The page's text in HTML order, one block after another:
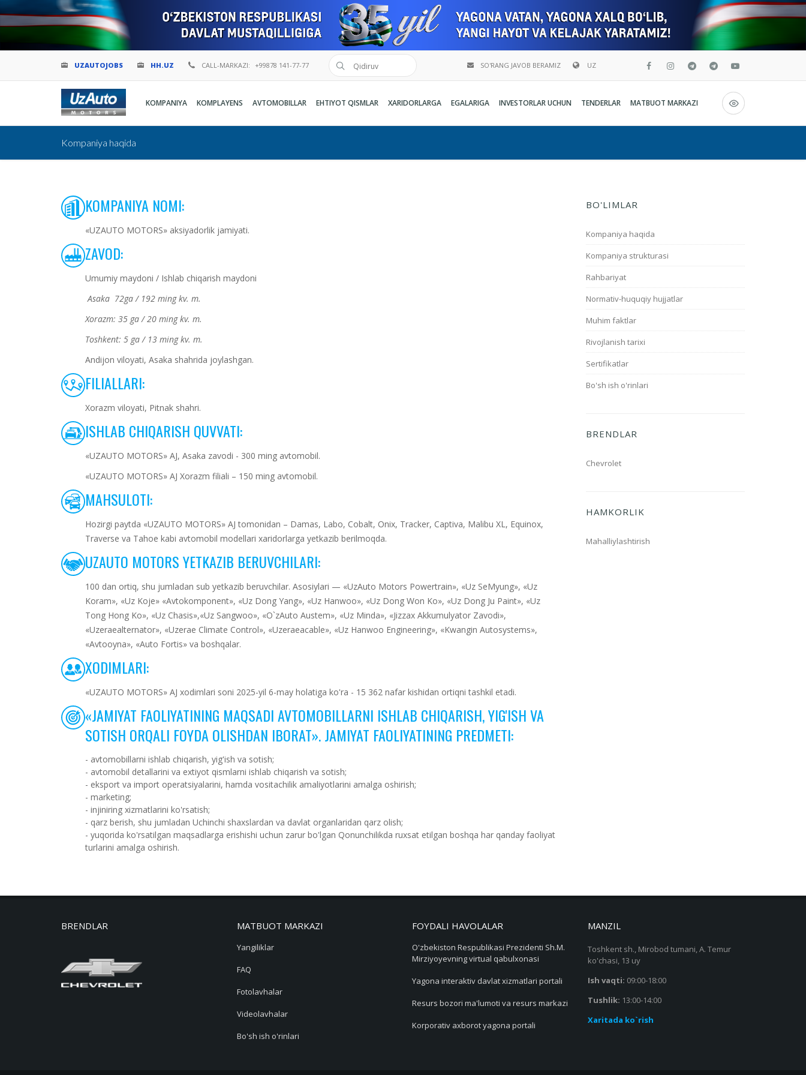
UZAUTOJOBS HH.UZ CALL-MARKAZI: +99878 141-77-77 UZ
O`zbekcha
English
SO'RANG JAVOB BERAMIZ
KOMPANIYA KOMPLAYENS AVTOMOBILLAR EHTIYOT QISMLAR XARIDORLARGA EGALARIGA INVESTORLAR UCHUN TENDERLAR MATBUOT MARKAZI
Kompaniya haqida
KOMPANIYA NOMI:
«UZAUTO MOTORS» aksiyadorlik jamiyati.
ZAVOD:
Umumiy maydoni / Ishlab chiqarish maydoni
Asaka 72ga / 192 ming kv. m.
Xorazm: 35 ga / 20 ming kv. m.
Toshkent: 5 ga / 13 ming kv. m.
Andijon viloyati, Asaka shahrida joylashgan.
FILIALLARI:
Xorazm viloyati, Pitnak shahri.
ISHLAB CHIQARISH QUVVATI:
«UZAUTO MOTORS» AJ, Asaka zavodi - 300 ming avtomobil.
«UZAUTO MOTORS» AJ Xorazm filiali – 150 ming avtomobil.
MAHSULOTI:
Hozirgi paytda «UZAUTO MOTORS» AJ tomonidan – Damas, Labo, Cobalt, Onix, Tracker, Captiva, Malibu XL, Equinox,
Traverse va Tahoe kabi avtomobil modellari xaridorlarga yetkazib berilmoqda.
UZAUTO MOTORS YETKAZIB BERUVCHILARI:
100 dan ortiq, shu jumladan sub yetkazib beruvchilar. Asosiylari — «UzAuto Motors Powertrain», «Uz SeMyung», «Uz
Koram», «Uz Koje» «Avtokomponent», «Uz Dong Yang», «Uz Hanwoo», «Uz Dong Won Ko», «Uz Dong Ju Paint», «Uz
Tong Hong Ko», «Uz Chasis»,«Uz Sangwoo», «O`zAuto Austem», «Uz Minda», «Jizzax Akkumulyator Zavodi»,
«Uzeraealternator», «Uzerae Climate Control», «Uzeraeacable», «Uz Hanwoo Engineering», «Kwangin Autosystems»,
«Avtooyna», «Auto Fortis» va boshqalar.
XODIMLARI:
«UZAUTO MOTORS» AJ xodimlari soni 2025-yil 6-may holatiga ko'ra - 15 362 nafar kishidan ortiqni tashkil etadi.
«JAMIYAT FAOLIYATINING MAQSADI AVTOMOBILLARNI ISHLAB CHIQARISH, YIG'ISH VA
SOTISH ORQALI FOYDA OLISHDAN IBORAT». JAMIYAT FAOLIYATINING PREDMETI:
- avtomobillarni ishlab chiqarish, yig'ish va sotish;
- avtomobil detallarini va extiyot qismlarni ishlab chiqarish va sotish;
- eksport va import operatsiyalarini, hamda vositachilik amaliyotlarini amalga oshirish;
- marketing;
- injiniring xizmatlarini ko'rsatish;
- qarz berish, shu jumladan Uchinchi shaxslardan va davlat organlaridan qarz olish;
- yuqorida ko'rsatilgan maqsadlarga erishishi uchun zarur bo'lgan Qonunchilikda ruxsat etilgan boshqa har qanday faoliyat
turlarini amalga oshirish.
BO'LIMLAR
Kompaniya haqida
Kompaniya strukturasi
Rahbariyat
Normativ-huquqiy hujjatlar
Muhim faktlar
Rivojlanish tarixi
Sertifikatlar
Bo'sh ish o'rinlari
BRENDLAR
Chevrolet
HAMKORLIK
Mahalliylashtirish
BRENDLAR MATBUOT MARKAZI
Yangiliklar
FAQ
Fotolavhalar
Videolavhalar
Bo'sh ish o'rinlari
FOYDALI HAVOLALAR
O'zbekiston Respublikasi Prezidenti Sh.M.
Mirziyoyevning virtual qabulxonasi
Yagona interaktiv davlat xizmatlari portali
Resurs bozori ma'lumoti va resurs markazi
Korporativ axborot yagona portali
MANZIL
Toshkent sh., Mirobod tumani, A. Temur
ko'chasi, 13 uy
Ish vaqti: 09:00-18:00
Tushlik: 13:00-14:00
Xaritada ko`rish